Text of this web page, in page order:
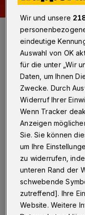
Die Beteiligten mit dem
Foto: Christoph Petersen
D ie
Jahre 2026 bis
geregelt, der
2025) in der
Mathias Wewer
städtischen
ISG nahm auch
Wir und unsere
eindeutige
Auswahl von OK
für die unter „Wir
Daten, um Ihnen
Zwecke. Durch
Widerruf Ihrer
Wenn Tracker
Anzeigen
Sie. Sie können
um Ihre
zu widerrufen,
unteren Rand der
schwebende
zutreffend]. Ihre
Website. Weitere